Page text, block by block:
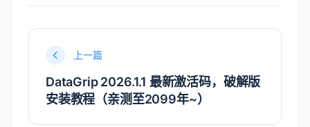
上一篇
DataGrip 2026.1.1 最新激活码，破解版
安装教程（亲测至2099年~）